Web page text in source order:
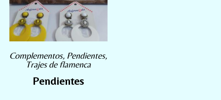
Complementos, Pendientes,
Trajes de flamenca
Pendientes